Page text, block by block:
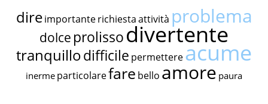
dire importante richiestaattività problema
dolce prolissodivertente
tranquillodifficile permettereacume
inerme particolarefare bello amore paura